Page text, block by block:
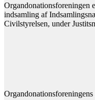
Organdonationsforeningen
indsamling af
Civilstyrelsen, under
Organdonationsforeningens